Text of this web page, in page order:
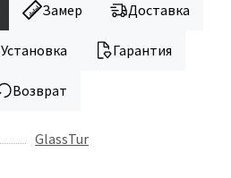
Замер Доставка
Установка Гарантия
Возврат
GlassTur